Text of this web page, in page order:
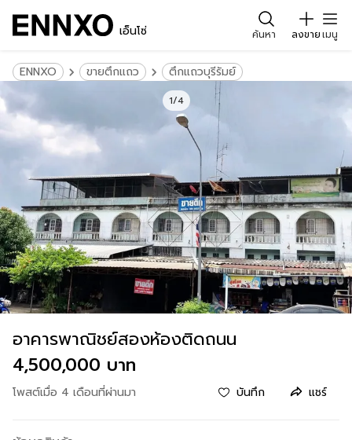
เอ็นโซ่ ค้นหา ลงขายเมนู
ENNXO ขายตึกแถว ตึกแถวบุรีรัมย์
1/4
อาคารพาณิชย์สองห้องติดถนน
4,500,000 บาท
โพสต์เมื่อ 4 เดือนที่ผ่านมา บันทึก แชร์